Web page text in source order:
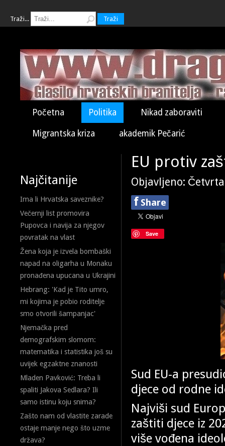
Traži... Traži
Početna Politika Nikad zaboraviti
Migrantska kriza akademik Pečarić
Najčitanije
Ima li Hrvatska saveznike?
Večernji list promovira
Pupovca i navija za njegov
povratak na vlast
Žena koja je izvela bombaški
napad na oligarha u Monaku
pronađena upucana u Ukrajini
Hebrang: 'Kad je Tito umro,
mi kojima je pobio roditelje
smo otvorili šampanjac'
Njemačka pred
demografskim slomom:
matematika i statistika još su
uvijek egzaktne znanosti
Mladen Pavković: Treba li
spaliti Jakova Sedlara? Ili
samo istinu koju snima?
Zašto nam od vlastite zarade
ostaje manje nego što uzme
država?
EU protiv
Objavljeno:
f Share
Save
Sud EU-a
djece od rodne
Najviši sud
zaštiti djece iz
više vođena